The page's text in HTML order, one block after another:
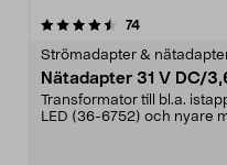
74recensioner
Strömadapter &
Nätadapter 31 V DC/
Transformator till bl.a.
LED (36-6752) och nyare